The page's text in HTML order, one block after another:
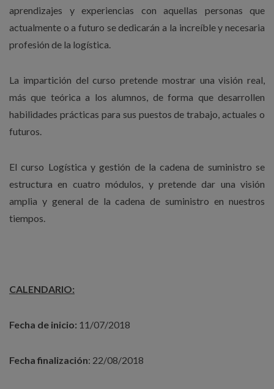
aprendizajes y experiencias con aquellas personas que
actualmente o a futuro se dedicarán a la increíble y necesaria
profesión de la logística.
La impartición del curso pretende mostrar una visión real,
más que teórica a los alumnos, de forma que desarrollen
habilidades prácticas para sus puestos de trabajo, actuales o
futuros.
El curso Logística y gestión de la cadena de suministro se
estructura en cuatro módulos, y pretende dar una visión
amplia y general de la cadena de suministro en nuestros
tiempos.
CALENDARIO:
Fecha de inicio: 11/07/2018
Fecha finalización: 22/08/2018